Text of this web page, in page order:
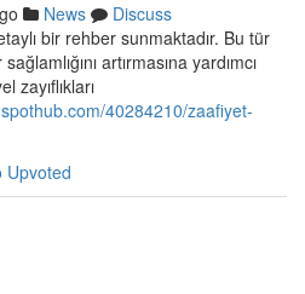
News
Discuss
bir rehber sunmaktadır. Bu tür
artırmasına yardımcı
zayıflıkları
40284210/zaafiyet-
Upvoted